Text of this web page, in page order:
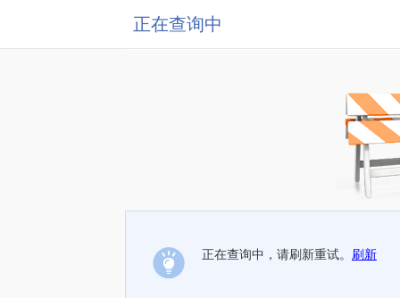
正在查询中
正在查询中，请刷新重试。 刷新